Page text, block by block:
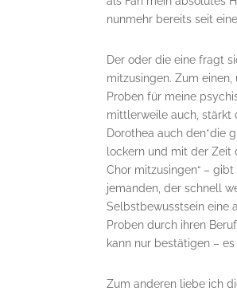
nunmehr bereits seit
Der oder die eine fragt
mitzusingen. Zum
Proben für meine
mittlerweile auch, stärkt
Dorothea auch den*die
lockern und mit der Zeit
Chor mitzusingen“ –
jemanden, der schnell
Selbstbewusstsein eine
Proben durch ihren
kann nur bestätigen –
Zum anderen liebe ich